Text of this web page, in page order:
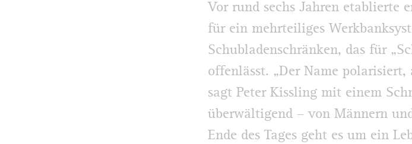
Vor rund sechs Jahren etablierte
für ein mehrteiliges
Schubladenschränken, das für
offenlässt. „Der Name
sagt Peter Kissling mit einem
überwältigend – von Männern
Ende des Tages geht es um ein